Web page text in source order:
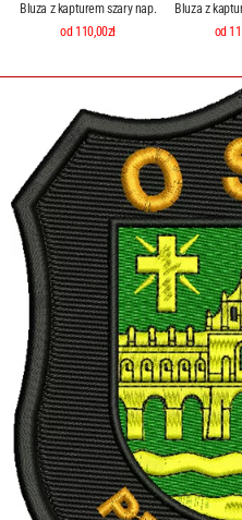
Bluza z kapturem szary nap.
od 110,00zł
Bluza z
od